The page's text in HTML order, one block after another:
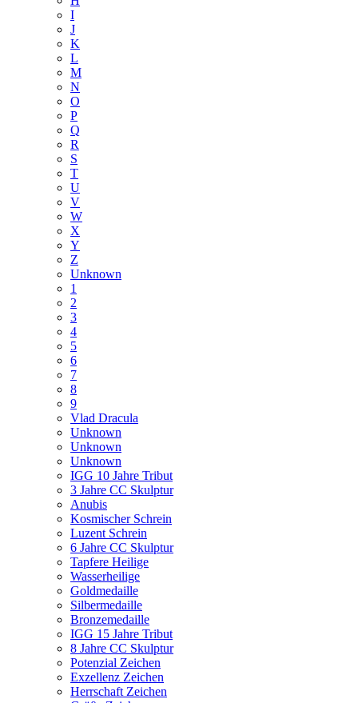
I
J
K
L
M
N
O
P
Q
R
S
T
U
V
W
X
Y
Z
Unknown
1
2
3
4
5
6
7
8
9
Vlad Dracula
Unknown
Unknown
Unknown
IGG 10 Jahre Tribut
3 Jahre CC Skulptur
Anubis
Kosmischer Schrein
Luzent Schrein
6 Jahre CC Skulptur
Tapfere Heilige
Wasserheilige
Goldmedaille
Silbermedaille
Bronzemedaille
IGG 15 Jahre Tribut
8 Jahre CC Skulptur
Potenzial Zeichen
Exzellenz Zeichen
Herrschaft Zeichen